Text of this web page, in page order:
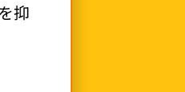
抑